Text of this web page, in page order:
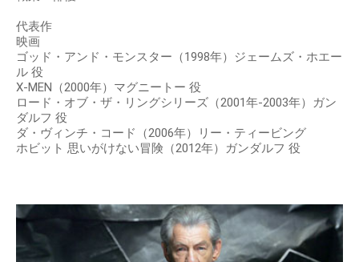
代表作
映画
ゴッド・アンド・モンスター（1998年）ジェームズ・ホエー
ル 役
X-MEN（2000年）マグニートー 役
ロード・オブ・ザ・リングシリーズ（2001年-2003年）ガン
ダルフ 役
ダ・ヴィンチ・コード（2006年）リー・ティービング
ホビット 思いがけない冒険（2012年）ガンダルフ 役